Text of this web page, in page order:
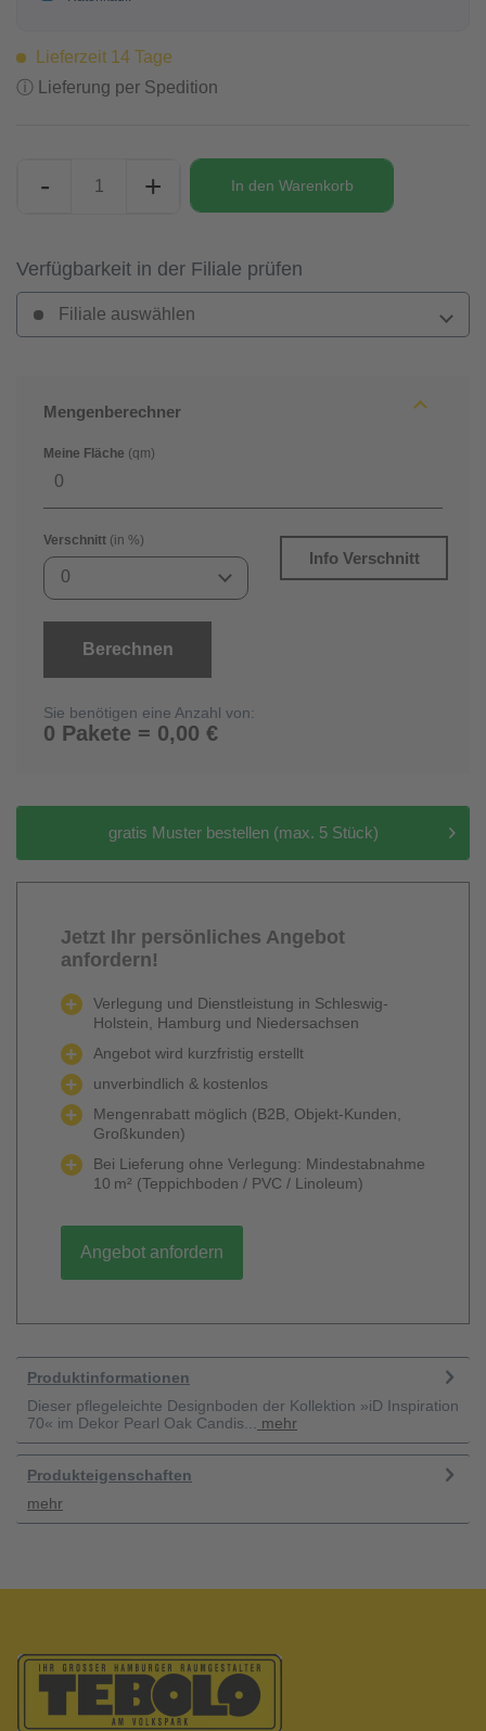
Lieferzeit 14 Tage
ⓘ Lieferung per Spedition
- + In den Warenkorb
Verfügbarkeit in der Filiale prüfen
Filiale auswählen
Mengenberechner
Meine Fläche (qm)
Verschnitt (in %)
0
Info Verschnitt
Berechnen
Sie benötigen eine Anzahl von:
0 Pakete = 0,00 €
gratis Muster bestellen (max. 5 Stück)
Jetzt Ihr persönliches Angebot
anfordern!
Verlegung und Dienstleistung in Schleswig-
Holstein, Hamburg und Niedersachsen
Angebot wird kurzfristig erstellt
unverbindlich & kostenlos
Mengenrabatt möglich (B2B, Objekt-Kunden,
Großkunden)
Bei Lieferung ohne Verlegung: Mindestabnahme
10 m² (Teppichboden / PVC / Linoleum)
Angebot anfordern
Produktinformationen
Dieser pflegeleichte Designboden der Kollektion »iD Inspiration
70« im Dekor Pearl Oak Candis...
mehr
Produkteigenschaften
mehr